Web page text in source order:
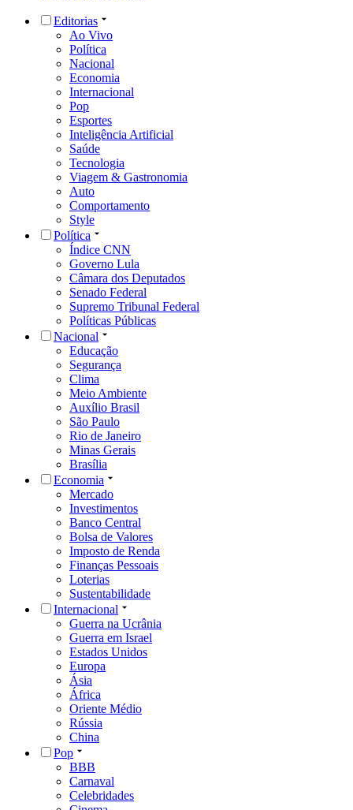
Editorias
Ao Vivo
Política
Nacional
Economia
Internacional
Pop
Esportes
Inteligência Artificial
Saúde
Tecnologia
Viagem & Gastronomia
Auto
Comportamento
Style
Política
Índice CNN
Governo Lula
Câmara dos Deputados
Senado Federal
Supremo Tribunal Federal
Políticas Públicas
Nacional
Educação
Segurança
Clima
Meio Ambiente
Auxílio Brasil
São Paulo
Rio de Janeiro
Minas Gerais
Brasília
Economia
Mercado
Investimentos
Banco Central
Bolsa de Valores
Imposto de Renda
Finanças Pessoais
Loterias
Sustentabilidade
Internacional
Guerra na Ucrânia
Guerra em Israel
Estados Unidos
Europa
Ásia
África
Oriente Médio
Rússia
China
Pop
BBB
Carnaval
Celebridades